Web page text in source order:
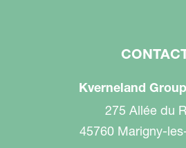
Kverneland
275 Allée du
45760 Marigny-